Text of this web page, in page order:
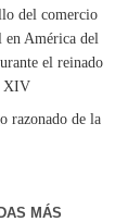
del comercio
en América del
el reinado
XIV
razonado de la
MÁS